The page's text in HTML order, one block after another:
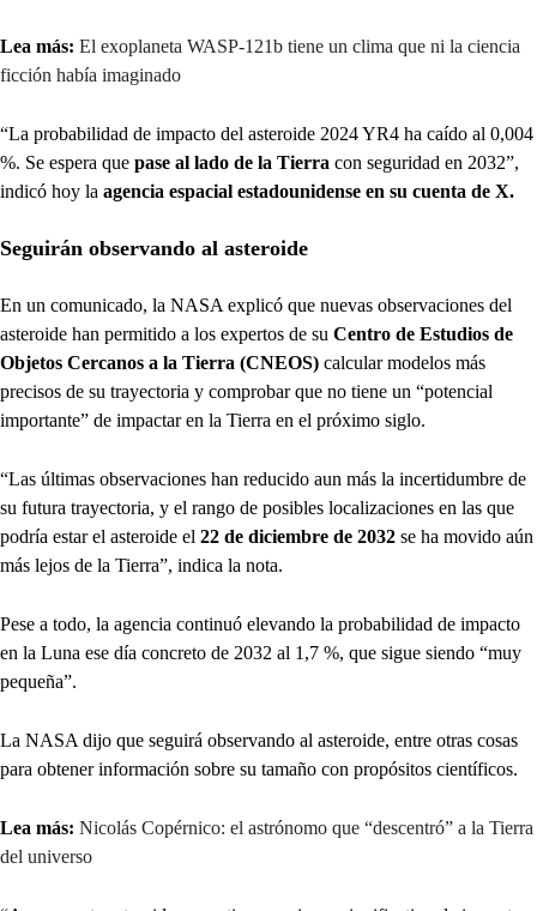
Lea más: El exoplaneta WASP-121b tiene un clima que ni la ciencia
ficción había imaginado
“La probabilidad de impacto del asteroide 2024 YR4 ha caído al 0,004
%. Se espera que pase al lado de la Tierra con seguridad en 2032”,
indicó hoy la agencia espacial estadounidense en su cuenta de X.
Seguirán observando al asteroide
En un comunicado, la NASA explicó que nuevas observaciones del
asteroide han permitido a los expertos de su Centro de Estudios de
Objetos Cercanos a la Tierra (CNEOS) calcular modelos más
precisos de su trayectoria y comprobar que no tiene un “potencial
importante” de impactar en la Tierra en el próximo siglo.
“Las últimas observaciones han reducido aun más la incertidumbre de
su futura trayectoria, y el rango de posibles localizaciones en las que
podría estar el asteroide el 22 de diciembre de 2032 se ha movido aún
más lejos de la Tierra”, indica la nota.
Pese a todo, la agencia continuó elevando la probabilidad de impacto
en la Luna ese día concreto de 2032 al 1,7 %, que sigue siendo “muy
pequeña”.
La NASA dijo que seguirá observando al asteroide, entre otras cosas
para obtener información sobre su tamaño con propósitos científicos.
Lea más: Nicolás Copérnico: el astrónomo que “descentró” a la Tierra
del universo